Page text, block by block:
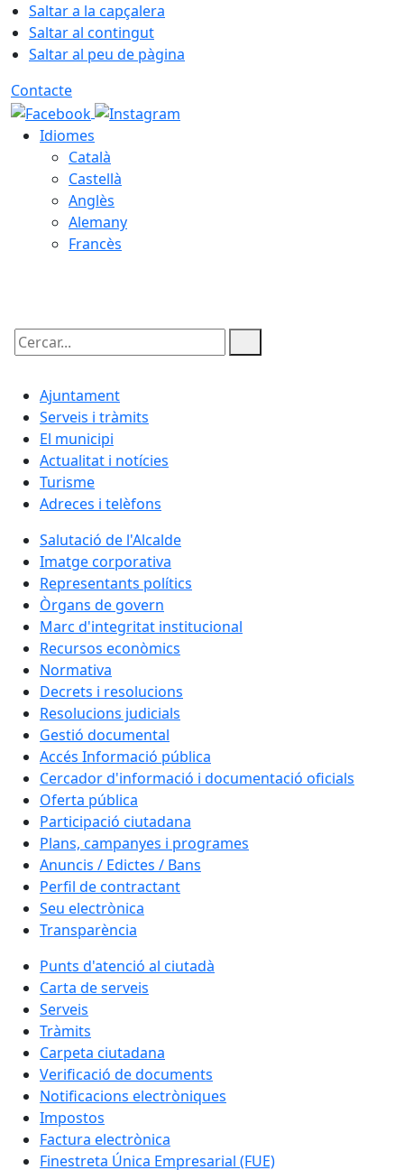
Saltar a la capçalera
Saltar al contingut
Saltar al peu de pàgina
Contacte
Idiomes
Català
Castellà
Anglès
Alemany
Francès
Cercar:
Ajuntament
Serveis i tràmits
El municipi
Actualitat i notícies
Turisme
Adreces i telèfons
Salutació de l'Alcalde
Imatge corporativa
Representants polítics
Òrgans de govern
Marc d'integritat institucional
Recursos econòmics
Normativa
Decrets i resolucions
Resolucions judicials
Gestió documental
Accés Informació pública
Cercador d'informació i documentació oficials
Oferta pública
Participació ciutadana
Plans, campanyes i programes
Anuncis / Edictes / Bans
Perfil de contractant
Seu electrònica
Transparència
Punts d'atenció al ciutadà
Carta de serveis
Serveis
Tràmits
Carpeta ciutadana
Verificació de documents
Notificacions electròniques
Impostos
Factura electrònica
Finestreta Única Empresarial (FUE)